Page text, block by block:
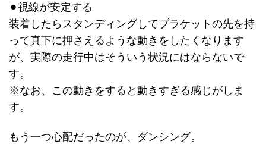
⚫︎視線が安定する
装着したらスタンディングしてブラケットの先を持
って真下に押さえるような動きをしたくなります
が、実際の走行中はそういう状況にはならないで
す。
※なお、この動きをすると動きすぎる感じがしま
す。
もう一つ心配だったのが、ダンシング。